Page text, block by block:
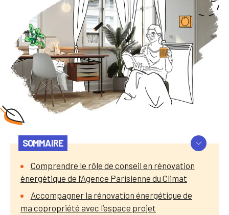
SOMMAIRE
Comprendre le rôle de conseil en rénovation
énergétique de l’Agence Parisienne du Climat
Accompagner la rénovation énergétique de
ma copropriété avec l’espace projet